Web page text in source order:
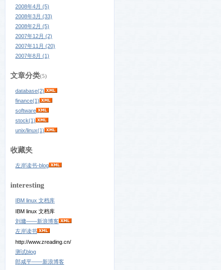
2008年4月 (5)
2008年3月 (33)
2008年2月 (5)
2007年12月 (2)
2007年11月 (20)
2007年8月 (1)
文章分类(5)
database(2)
finance(1)
software
stock(1)
unix/linux(1)
收藏夹
左岸读书-blog
interesting
IBM linux 文档库
IBM linux 文档库
刘墉——新浪博客
左岸读书
http://www.zreading.cn/
测试blog
郎咸平——新浪博客